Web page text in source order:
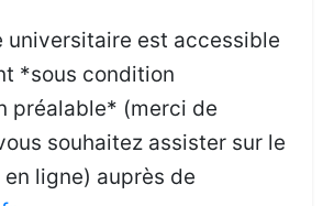
universitaire est accessible
*sous condition
préalable* (merci de
souhaitez assister sur le
ligne) auprès de